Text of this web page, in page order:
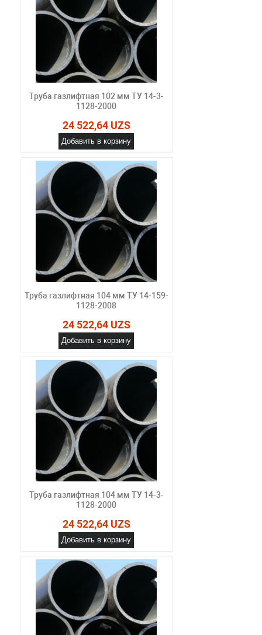
Труба газлифтная 102 мм ТУ 14-3-
1128-2000
24 522,64 UZS
Добавить в корзину
Труба газлифтная 104 мм ТУ 14-159-
1128-2008
24 522,64 UZS
Добавить в корзину
Труба газлифтная 104 мм ТУ 14-3-
1128-2000
24 522,64 UZS
Добавить в корзину